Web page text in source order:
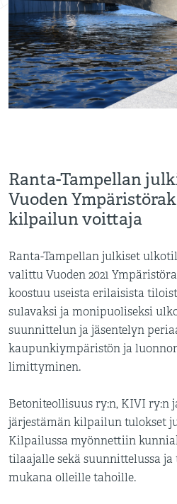
Ranta-Tampellan
Vuoden
kilpailun voittaja
Ranta-Tampellan julkiset
valittu Vuoden 2021
koostuu useista erilaisista
sulavaksi ja monipuoliseksi
suunnittelun ja jäsentelyn
kaupunkiympäristön ja
limittyminen.
Betoniteollisuus ry:n, KIVI ry:n
järjestämän kilpailun tulokset
Kilpailussa myönnettiin
tilaajalle sekä suunnittelussa ja
mukana olleille tahoille.